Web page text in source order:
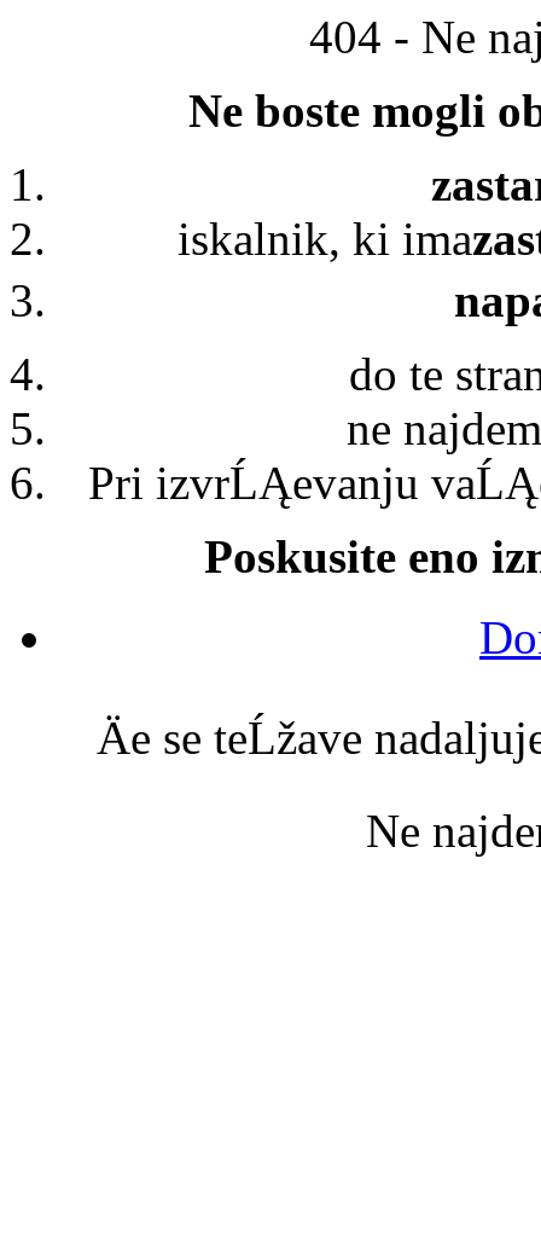
404 - Ne
Ne boste mogli
iskalnik, ki ima
do te
ne
Pri izvrĹĄevanju
Poskusite eno
Äe se teĹžave
Ne